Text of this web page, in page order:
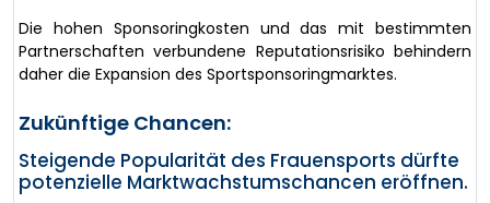
Die hohen Sponsoringkosten und das mit bestimmten
Partnerschaften verbundene Reputationsrisiko behindern
daher die Expansion des Sportsponsoringmarktes.
Zukünftige Chancen:
Steigende Popularität des Frauensports dürfte
potenzielle Marktwachstumschancen eröffnen.